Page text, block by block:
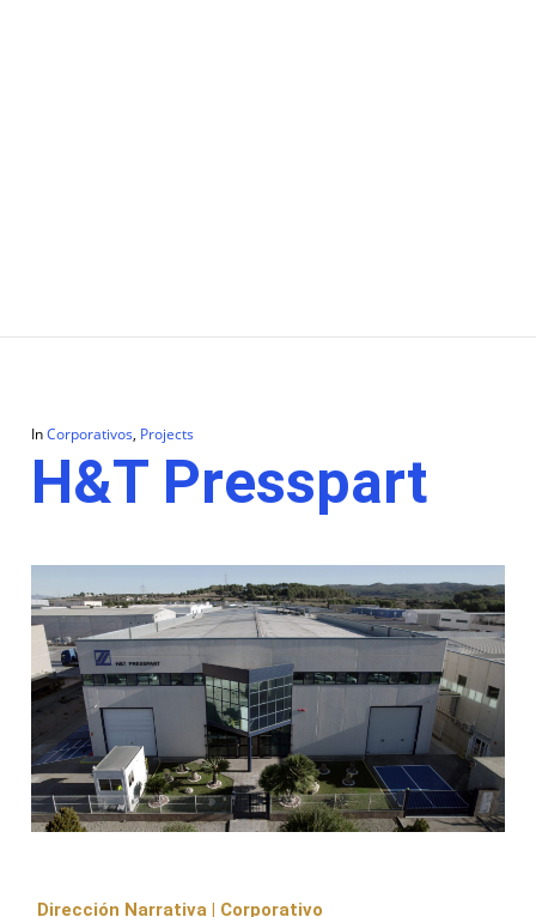
InCorporativos, Projects
H&T Presspart
Dirección Narrativa | Corporativo